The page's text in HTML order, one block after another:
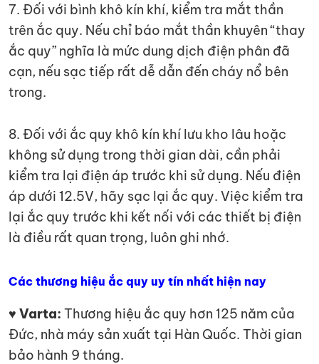
7. Đối với bình khô kín khí, kiểm tra mắt thần
trên ắc quy. Nếu chỉ báo mắt thần khuyên “thay
ắc quy” nghĩa là mức dung dịch điện phân đã
cạn, nếu sạc tiếp rất dễ dẫn đến cháy nổ bên
trong.
8. Đối với ắc quy khô kín khí lưu kho lâu hoặc
không sử dụng trong thời gian dài, cần phải
kiểm tra lại điện áp trước khi sử dụng. Nếu điện
áp dưới 12.5V, hãy sạc lại ắc quy. Việc kiểm tra
lại ắc quy trước khi kết nối với các thiết bị điện
là điều rất quan trọng, luôn ghi nhớ.
Các thương hiệu ắc quy uy tín nhất hiện nay
♥ Varta: Thương hiệu ắc quy hơn 125 năm của
Đức, nhà máy sản xuất tại Hàn Quốc. Thời gian
bảo hành 9 tháng.